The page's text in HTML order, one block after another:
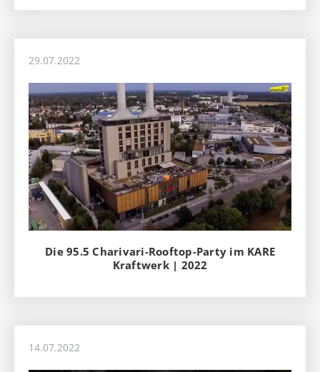
29.07.2022
Die 95.5 Charivari-Rooftop-Party im KARE
Kraftwerk | 2022
14.07.2022